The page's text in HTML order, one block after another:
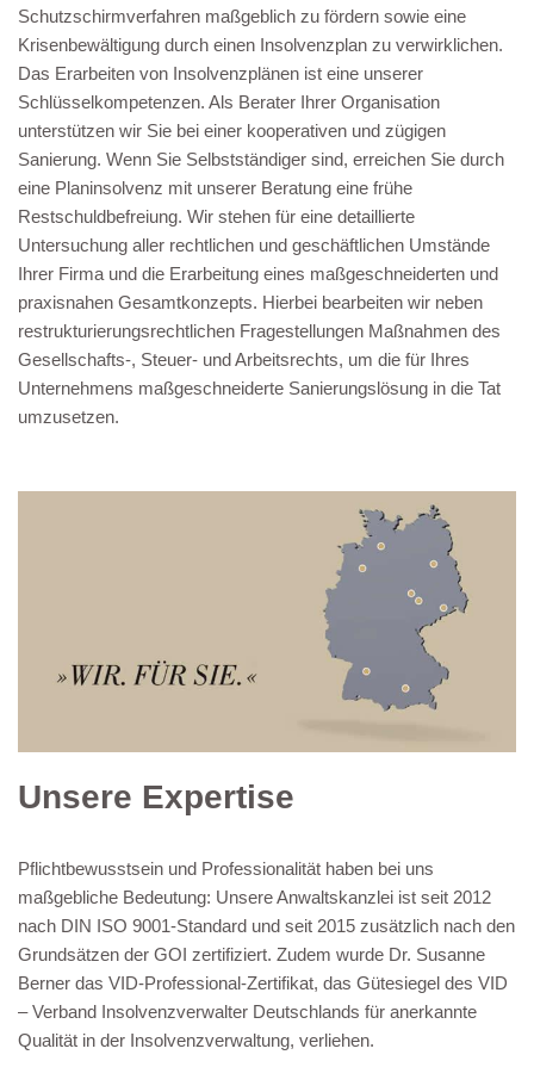
Schutzschirmverfahren maßgeblich zu fördern sowie eine
Krisenbewältigung durch einen Insolvenzplan zu verwirklichen.
Das Erarbeiten von Insolvenzplänen ist eine unserer
Schlüsselkompetenzen. Als Berater Ihrer Organisation
unterstützen wir Sie bei einer kooperativen und zügigen
Sanierung. Wenn Sie Selbstständiger sind, erreichen Sie durch
eine Planinsolvenz mit unserer Beratung eine frühe
Restschuldbefreiung. Wir stehen für eine detaillierte
Untersuchung aller rechtlichen und geschäftlichen Umstände
Ihrer Firma und die Erarbeitung eines maßgeschneiderten und
praxisnahen Gesamtkonzepts. Hierbei bearbeiten wir neben
restrukturierungsrechtlichen Fragestellungen Maßnahmen des
Gesellschafts-, Steuer- und Arbeitsrechts, um die für Ihres
Unternehmens maßgeschneiderte Sanierungslösung in die Tat
umzusetzen.
Unsere Expertise
Pflichtbewusstsein und Professionalität haben bei uns
maßgebliche Bedeutung: Unsere Anwaltskanzlei ist seit 2012
nach DIN ISO 9001-Standard und seit 2015 zusätzlich nach den
Grundsätzen der GOI zertifiziert. Zudem wurde Dr. Susanne
Berner das VID-Professional-Zertifikat, das Gütesiegel des VID
– Verband Insolvenzverwalter Deutschlands für anerkannte
Qualität in der Insolvenzverwaltung, verliehen.